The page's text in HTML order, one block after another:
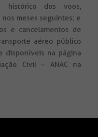
histórico dos voos,
meses seguintes; e
e cancelamentos de
aéreo público
disponíveis na página
Civil – ANAC na